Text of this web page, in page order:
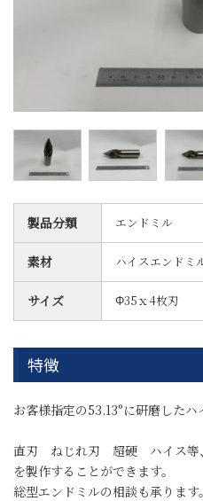
製品分類 エンドミル
素材 ハイスエンドミ
サイズ Φ35ｘ4枚刃
特徴
お客様指定の53.13°に研磨したハ
直刃 ねじれ刃 超硬 ハイス等
を製作することができます。
総型エンドミルの相談も承ります。